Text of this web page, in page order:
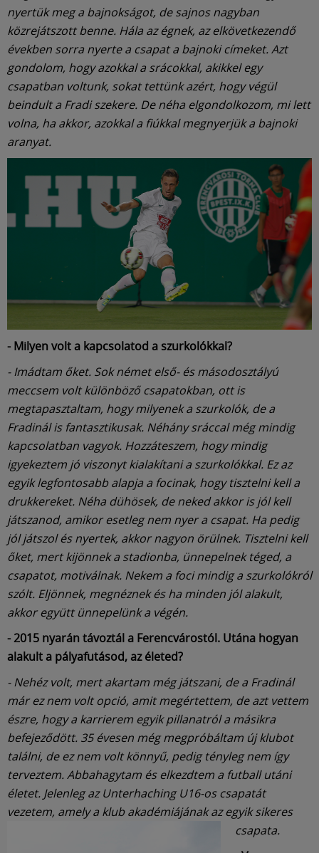
nyertük meg a bajnokságot, de sajnos nagyban
közrejátszott benne. Hála az égnek, az elkövetkezendő
években sorra nyerte a csapat a bajnoki címeket. Azt
gondolom, hogy azokkal a srácokkal, akikkel egy
csapatban voltunk, sokat tettünk azért, hogy végül
beindult a Fradi szekere. De néha elgondolkozom, mi lett
volna, ha akkor, azokkal a fiúkkal megnyerjük a bajnoki
aranyat.
- Milyen volt a kapcsolatod a szurkolókkal?
- Imádtam őket. Sok német első- és másodosztályú
meccsem volt különböző csapatokban, ott is
megtapasztaltam, hogy milyenek a szurkolók, de a
Fradinál is fantasztikusak. Néhány sráccal még mindig
kapcsolatban vagyok. Hozzáteszem, hogy mindig
igyekeztem jó viszonyt kialakítani a szurkolókkal. Ez az
egyik legfontosabb alapja a focinak, hogy tisztelni kell a
drukkereket. Néha dühösek, de neked akkor is jól kell
játszanod, amikor esetleg nem nyer a csapat. Ha pedig
jól játszol és nyertek, akkor nagyon örülnek. Tisztelni kell
őket, mert kijönnek a stadionba, ünnepelnek téged, a
csapatot, motiválnak. Nekem a foci mindig a szurkolókról
szólt. Eljönnek, megnéznek és ha minden jól alakult,
akkor együtt ünnepelünk a végén.
- 2015 nyarán távoztál a Ferencvárostól. Utána hogyan
alakult a pályafutásod, az életed?
- Nehéz volt, mert akartam még játszani, de a Fradinál
már ez nem volt opció, amit megértettem, de azt vettem
észre, hogy a karrierem egyik pillanatról a másikra
befejeződött. 35 évesen még megpróbáltam új klubot
találni, de ez nem volt könnyű, pedig tényleg nem így
terveztem. Abbahagytam és elkezdtem a futball utáni
életet. Jelenleg az Unterhaching U16-os csapatát
vezetem, amely a klub akadémiájának az egyik sikeres
csapata.